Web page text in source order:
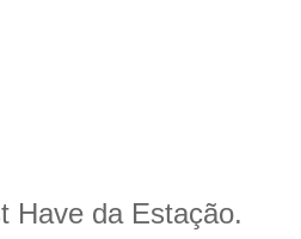
Have da Estação.